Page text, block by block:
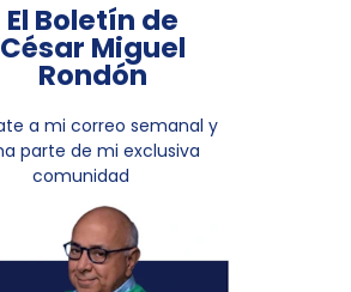
El Boletín de
César Miguel
Rondón
a mi correo semanal y
parte de mi exclusiva
comunidad